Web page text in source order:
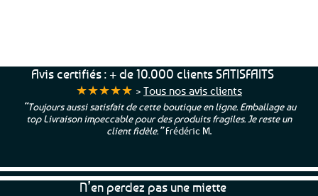
Avis certifiés : + de 10.000 clients SATISFAITS
★★★★★ > Tous nos avis clients
“Toujours aussi satisfait de cette boutique en ligne. Emballage au
top Livraison impeccable pour des produits fragiles. Je reste un
client fidèle.”Frédéric M.
N’en perdez pas une miette